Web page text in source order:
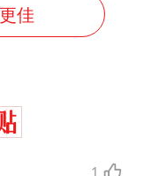
佳